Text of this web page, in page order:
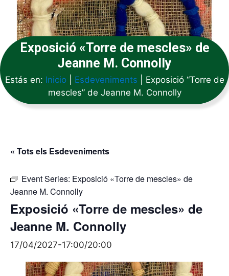
Exposició «Torre de mescles» de
Jeanne M. Connolly
Estás en: Inicio| Esdeveniments
Exposició “Torre de
mescles” de Jeanne M. Connolly
« Tots els Esdeveniments
Event Series: Exposició «Torre de mescles» de
Jeanne M. Connolly
Exposició «Torre de mescles» de
Jeanne M. Connolly
17/04/2027-17:00/20:00